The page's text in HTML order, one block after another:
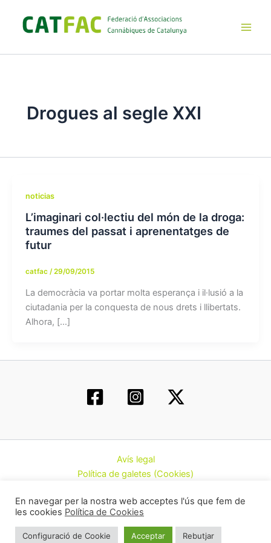
contenido
Drogues al segle XXI
noticias
L’imaginari col·lectiu del món de la droga:
traumes del passat i aprenentatges de
futur
catfac /29/09/2015
La democràcia va portar molta esperança i il·lusió a la
ciutadania per la conquesta de nous drets i llibertats.
Alhora, […]
Avís legal
Política de galetes (Cookies)
Contacte
Cannàbiques de Catalunya (CatFAC)
En navegar per la nostra web acceptes l'ús que fem de
les cookies Política de Cookies
Configuració de Cookie Acceptar Rebutjar